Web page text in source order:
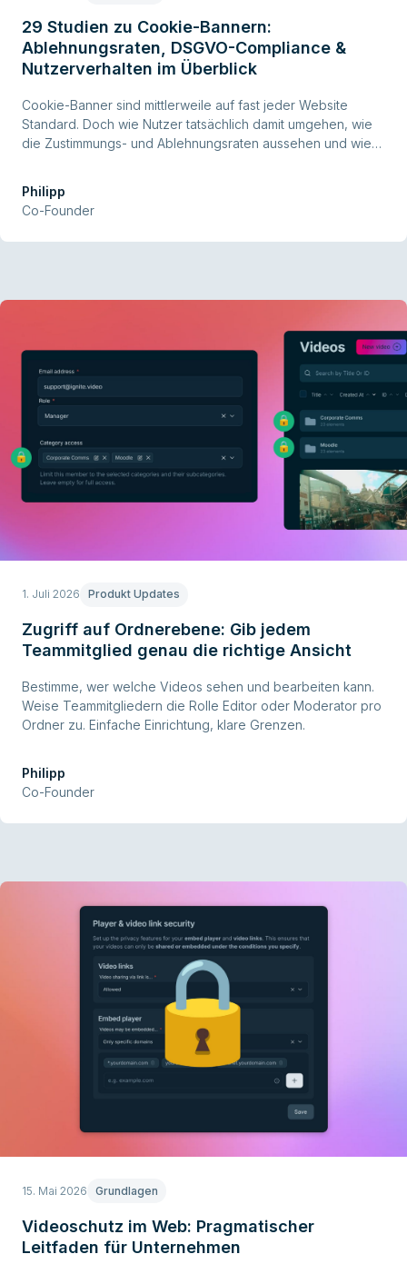
29 Studien zu Cookie-Bannern:
Ablehnungsraten, DSGVO-Compliance &
Nutzerverhalten im Überblick
Cookie-Banner sind mittlerweile auf fast jeder Website
Standard. Doch wie Nutzer tatsächlich damit umgehen, wie
die Zustimmungs- und Ablehnungsraten aussehen und wie
wichtigsten Studien der letzten Jahre zusammengetragen
und ausgewertet. Insgesamt haben wir 29 Studien
zusammengestellt, die verschiedene Aspekte von Cookie-
Philipp
Co-Founder
1. Juli 2026 Produkt Updates
Zugriff auf Ordnerebene: Gib jedem
Teammitglied genau die richtige Ansicht
Bestimme, wer welche Videos sehen und bearbeiten kann.
Weise Teammitgliedern die Rolle Editor oder Moderator pro
Ordner zu. Einfache Einrichtung, klare Grenzen.
Philipp
Co-Founder
15. Mai 2026 Grundlagen
Videoschutz im Web: Pragmatischer
Leitfaden für Unternehmen